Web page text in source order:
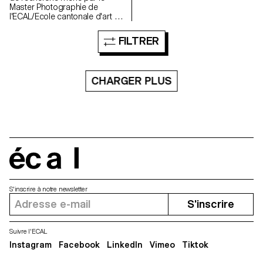
Master Photographie de
l'ECAL/Ecole cantonale d'art de
lumière le rôle des émotions
humaines dans la perception et
l'Intelligence Artificielle (IA)
générative ou de l'imagerie
FILTRER
CHARGER PLUS
S'inscrire à notre newsletter
S'inscrire
Suivre l'ECAL
Instagram Facebook LinkedIn Vimeo Tiktok